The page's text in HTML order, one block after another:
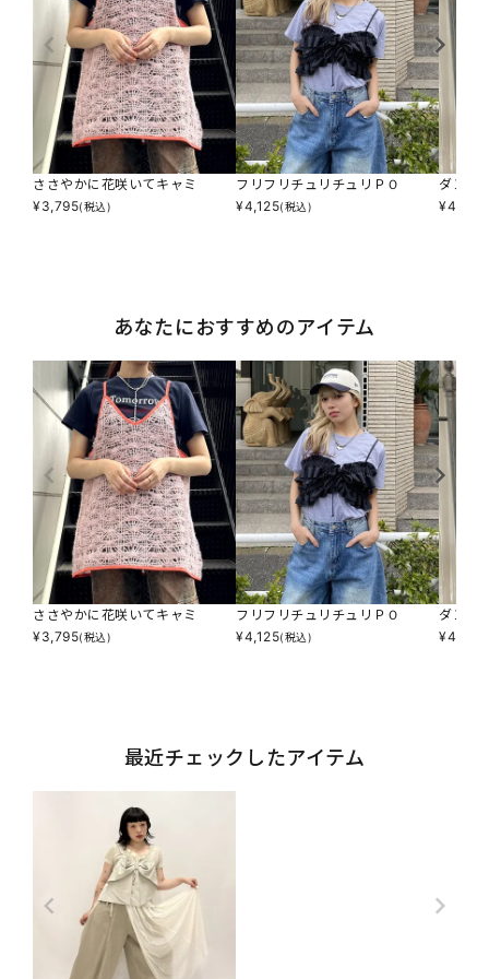
ささやかに花咲いてキャミ
¥3,795(税込)
フリフリチュリチュリＰＯ
¥4,125(税込)
ダンダ
¥4,345
あなたにおすすめのアイテム
ささやかに花咲いてキャミ
¥3,795(税込)
フリフリチュリチュリＰＯ
¥4,125(税込)
ダンダ
¥4,345
最近チェックしたアイテム